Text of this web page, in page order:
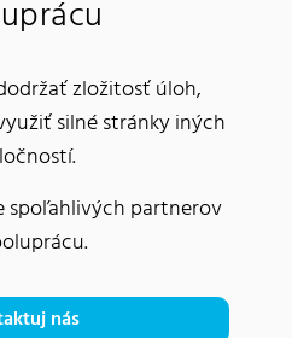
zložitosť úloh,
silné stránky iných
spoľahlivých partnerov
nás